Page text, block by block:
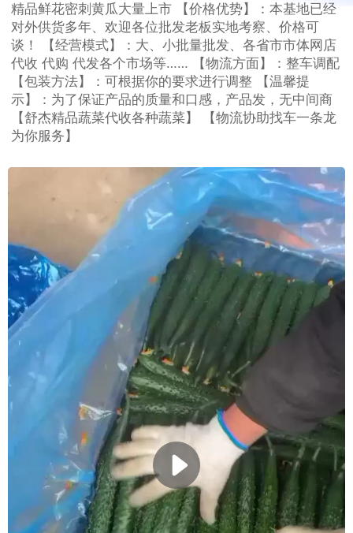
精品鲜花密刺黄瓜大量上市 【价格优势】：本基地已经
对外供货多年、欢迎各位批发老板实地考察、价格可
谈！ 【经营模式】：大、小批量批发、各省市市体网店
代收 代购 代发各个市场等…… 【物流方面】：整车调配
【包装方法】：可根据你的要求进行调整 【温馨提
示】：为了保证产品的质量和口感，产品发，无中间商
【舒杰精品蔬菜代收各种蔬菜】 【物流协助找车一条龙
为你服务】